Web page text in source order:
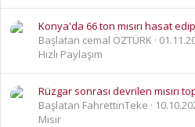
Konya'da 66 ton mısırı hasat
Başlatan cemal ÖZTÜRK
Hızlı Paylaşım
Rüzgar sonrası devrilen mısırı
Başlatan FahrettinTeke
Mısır